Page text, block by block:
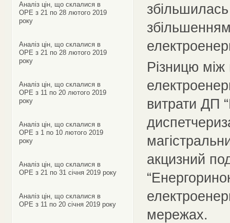
Аналіз цін, що склалися в
ОРЕ з 21 по 28 лютого 2019
року
Аналіз цін, що склалися в
ОРЕ з 21 по 28 лютого 2019
року
Аналіз цін, що склалися в
ОРЕ з 11 по 20 лютого 2019
року
Аналіз цін, що склалися в
ОРЕ з 1 по 10 лютого 2019
року
Аналіз цін, що склалися в
ОРЕ з 21 по 31 січня 2019 року
Аналіз цін, що склалися в
ОРЕ з 11 по 20 січня 2019 року
Різницю між
витрати ДП
акцизний
мережах.